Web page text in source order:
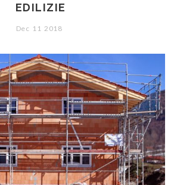
EDILIZIE
Dec 11 2018